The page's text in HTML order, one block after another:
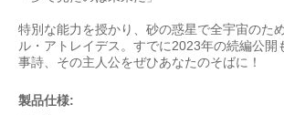
特別な能力を授かり、砂の惑星で全宇宙のた
ル・アトレイデス。すでに2023年の続編公開
事詩、その主人公をぜひあなたのそばに！
製品仕様: